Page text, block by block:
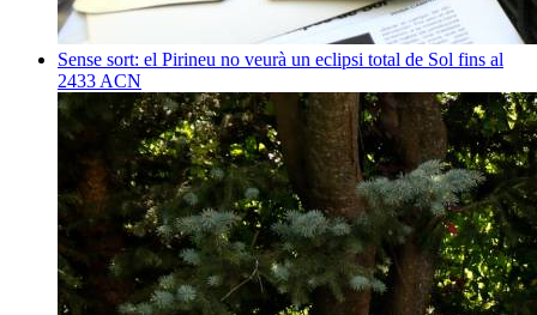
Sense sort: el Pirineu no veurà un eclipsi total de Sol fins al
2433 ACN